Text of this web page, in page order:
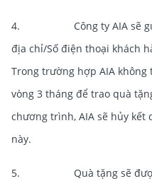
4. Công ty AIA sẽ gửi
địa chỉ/Số điện thoại khách
Trong trường hợp AIA
vòng 3 tháng để trao quà
chương trình, AIA sẽ hủy kết
này.
5. Quà tặng sẽ được